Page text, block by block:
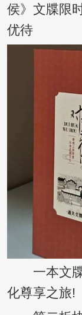
侯》文牒限
优待
一本文牒
化尊享之旅!